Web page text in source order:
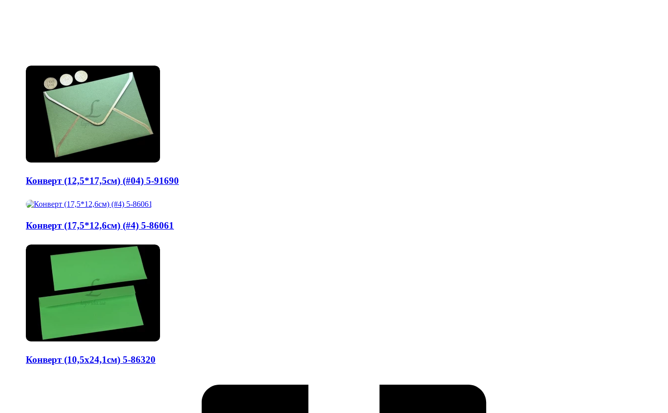
Конверт (12,5*17,5см) (#04) 5-91690
Конверт (17,5*12,6см) (#4) 5-86061
Конверт (10,5х24,1см) 5-86320